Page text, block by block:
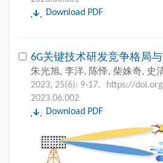
Download PDF
6G关键技术研发竞争格局
朱光旭, 李洋, 陈怿, 柴姝奇, 史
2023, 25(6): 9-17.
https://
2023.06.002
Download PDF